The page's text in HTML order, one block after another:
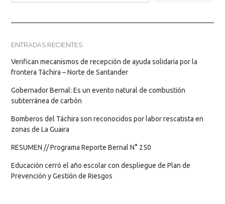
ENTRADAS RECIENTES
Verifican mecanismos de recepción de ayuda solidaria por la
frontera Táchira – Norte de Santander
Gobernador Bernal: Es un evento natural de combustión
subterránea de carbón
Bomberos del Táchira son reconocidos por labor rescatista en
zonas de La Guaira
RESUMEN // Programa Reporte Bernal N° 250
Educación cerró el año escolar con despliegue de Plan de
Prevención y Gestión de Riesgos